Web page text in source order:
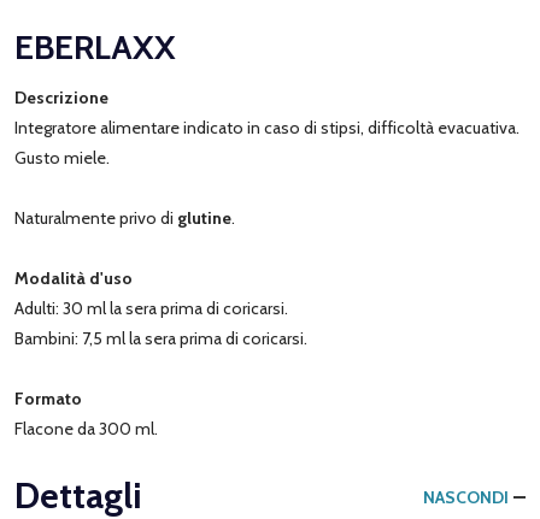
EBERLAXX
Descrizione
Integratore alimentare indicato in caso di stipsi, difficoltà evacuativa.
Gusto miele.
Naturalmente privo di glutine.
Modalità d'uso
Adulti: 30 ml la sera prima di coricarsi.
Bambini: 7,5 ml la sera prima di coricarsi.
Formato
Flacone da 300 ml.
Dettagli NASCONDI